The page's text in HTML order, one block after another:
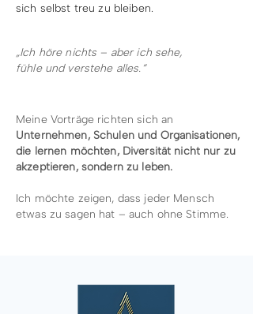
sich selbst treu zu bleiben.
„Ich höre nichts – aber ich sehe,
fühle und verstehe alles.“
Meine Vorträge richten sich an
Unternehmen, Schulen und Organisationen,
die lernen möchten, Diversität nicht nur zu
akzeptieren, sondern zu leben.
Ich möchte zeigen, dass jeder Mensch
etwas zu sagen hat – auch ohne Stimme.